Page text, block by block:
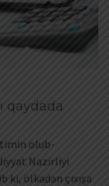
qaydada
olub-
Nazirliyi
ölkədən çıxışa